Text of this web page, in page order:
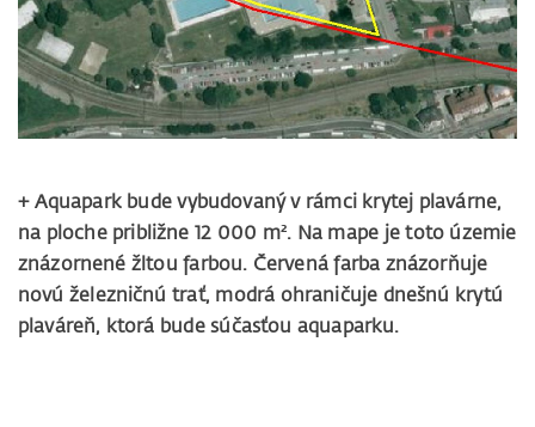
+ Aquapark bude vybudovaný v rámci krytej plavárne,
na ploche približne 12 000 m². Na mape je toto územie
znázornené žltou farbou. Červená farba znázorňuje
novú železničnú trať, modrá ohraničuje dnešnú krytú
plaváreň, ktorá bude súčasťou aquaparku.